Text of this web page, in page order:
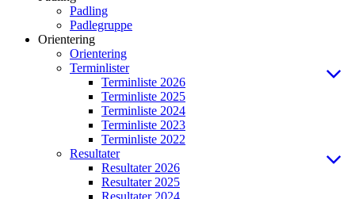
Padling
Padlegruppe
Orientering
Orientering
Terminlister
Terminliste 2026
Terminliste 2025
Terminliste 2024
Terminliste 2023
Terminliste 2022
Resultater
Resultater 2026
Resultater 2025
Resultater 2024